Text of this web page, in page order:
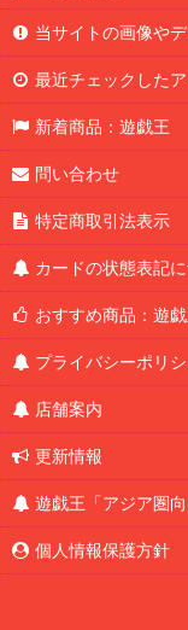
当サイトの画像や
最近チェックした
新着商品：遊戯王
問い合わせ
特定商取引法表示
カードの状態表記
おすすめ商品：遊
プライバシーポリ
店舗案内
更新情報
遊戯王「アジア圏
個人情報保護方針